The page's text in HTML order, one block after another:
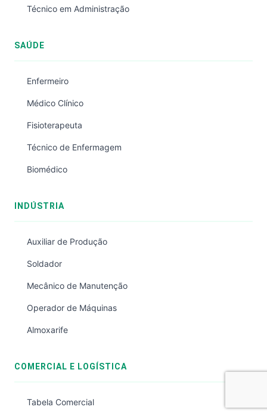
Técnico em Administração
SAÚDE
Enfermeiro
Médico Clínico
Fisioterapeuta
Técnico de Enfermagem
Biomédico
INDÚSTRIA
Auxiliar de Produção
Soldador
Mecânico de Manutenção
Operador de Máquinas
Almoxarife
COMERCIAL E LOGÍSTICA
Tabela Comercial